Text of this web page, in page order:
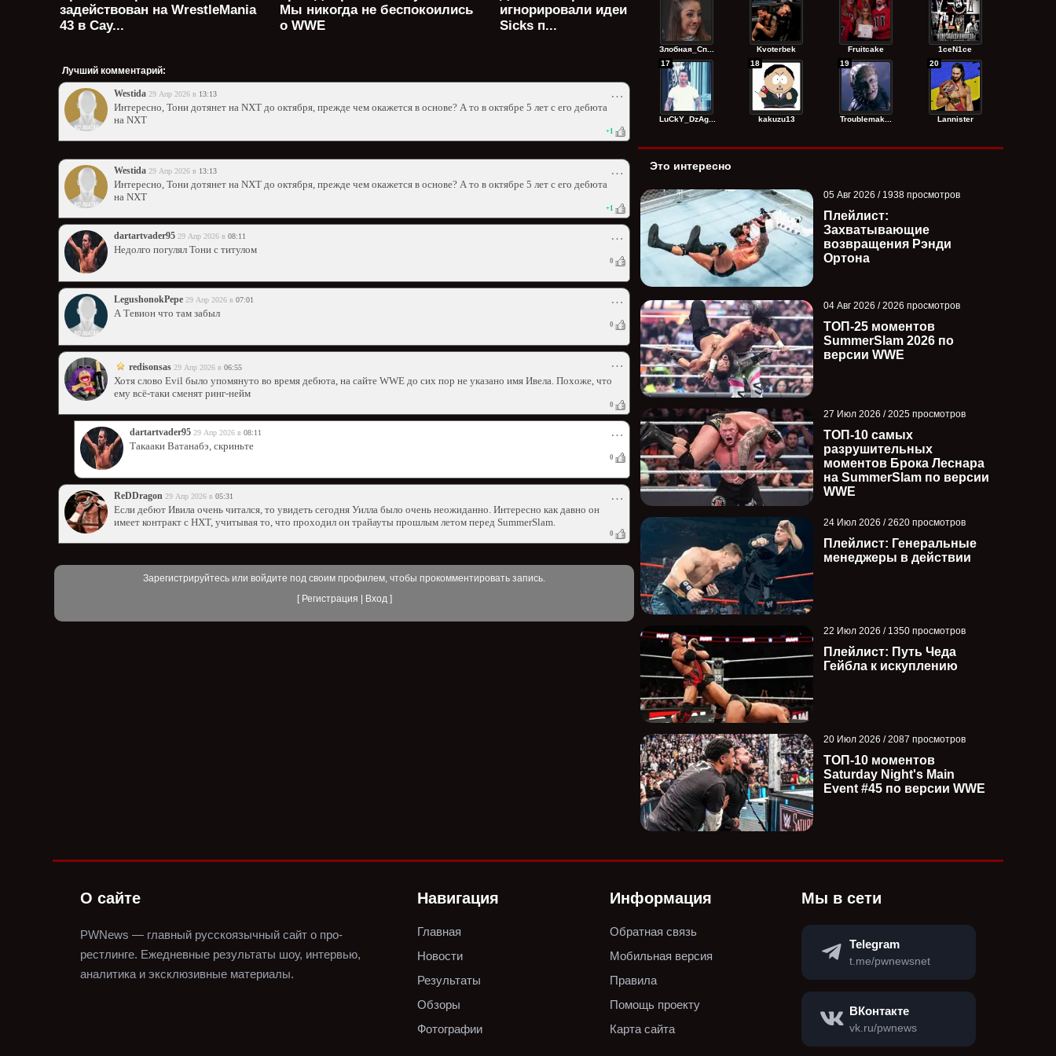
задействован на WrestleMania
43 в Сау...
Мы никогда не беспокоились
о WWE
игнорировали идеи Wyatt
Sicks п...
завершение карьеры Брока
Леснара; ...
против Адама
Бродидо за ...
Лучший комментарий:
Westida 29 Апр 2026 в 13:13 ⋯
Интересно, Тони дотянет на NXT до октября, прежде чем окажется в основе? А то в октябре 5 лет с его дебюта
на NXT
+1
Westida 29 Апр 2026 в 13:13 ⋯
Интересно, Тони дотянет на NXT до октября, прежде чем окажется в основе? А то в октябре 5 лет с его дебюта
на NXT
+1
dartartvader95 29 Апр 2026 в 08:11 ⋯
Недолго погулял Тони с титулом
0
LegushonokPepe 29 Апр 2026 в 07:01 ⋯
А Тевион что там забыл
0
redisonsas 29 Апр 2026 в 06:55 ⋯
Хотя слово Evil было упомянуто во время дебюта, на сайте WWE до сих пор не указано имя Ивела. Похоже, что
ему всё-таки сменят ринг-нейм
0
dartartvader95 29 Апр 2026 в 08:11 ⋯
Такааки Ватанабэ, скриньте
0
ReDDragon 29 Апр 2026 в 05:31 ⋯
Если дебют Ивила очень читался, то увидеть сегодня Уилла было очень неожиданно. Интересно как давно он
имеет контракт с НХТ, учитывая то, что проходил он трайауты прошлым летом перед SummerSlam.
0
Зарегистрируйтесь или войдите под своим профилем, чтобы прокомментировать запись.
[ Регистрация Вход]
Злобная_Сп... Kvoterbek Fruitcake 1ceN1ce
LuCkY_DzAg...
17
kakuzu13
18
Troublemak...
19
Lannister
20
Это интересно
05 Авг 2026 / 1938 просмотров
Плейлист:
Захватывающие
возвращения Рэнди
Ортона
04 Авг 2026 / 2026 просмотров
ТОП-25 моментов
SummerSlam 2026 по
версии WWE
27 Июл 2026 / 2025 просмотров
ТОП-10 самых
разрушительных
моментов Брока Леснара
на SummerSlam по версии
WWE
24 Июл 2026 / 2620 просмотров
Плейлист: Генеральные
менеджеры в действии
22 Июл 2026 / 1350 просмотров
Плейлист: Путь Чеда
Гейбла к искуплению
20 Июл 2026 / 2087 просмотров
ТОП-10 моментов
Saturday Night's Main
Event #45 по версии WWE
О сайте
PWNews — главный русскоязычный сайт о про-
рестлинге. Ежедневные результаты шоу, интервью,
аналитика и эксклюзивные материалы.
Навигация
Главная
Новости
Результаты
Обзоры
Фотографии
Информация
Обратная связь
Мобильная версия
Правила
Помощь проекту
Карта сайта
Мы в сети
Telegram
t.me/pwnewsnet
ВКонтакте
vk.ru/pwnews